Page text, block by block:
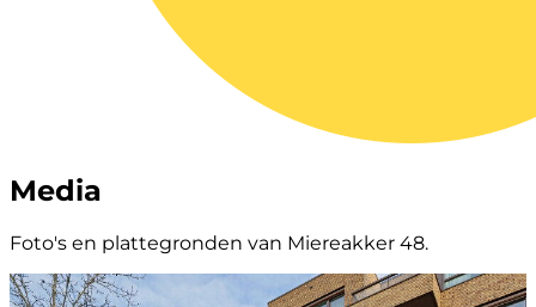
Media
Foto's en plattegronden van Miereakker 48.